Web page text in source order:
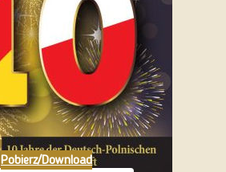
Pobierz/Download